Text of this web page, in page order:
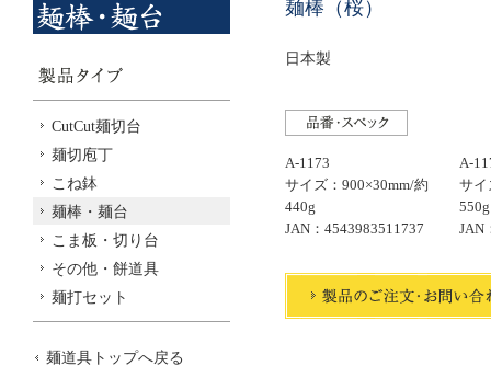
麺棒（桜）
日本製
A-1173
サイズ：900×30mm/約
440g
JAN：4543983511737
A-
サイ
550g
JAN
CutCut麺切台
麺切庖丁
こね鉢
麺棒・麺台
こま板・切り台
その他・餅道具
麺打セット
麺道具トップへ戻る